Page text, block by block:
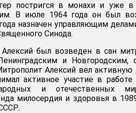
постригся в монахи и уже в
В июле 1964 года он был
назначен управляющим
Синода.
был возведен в сан
и Новгородским,
Алексий вел активную
активное участие в работе
и отечественных
милосердия и здоровья в